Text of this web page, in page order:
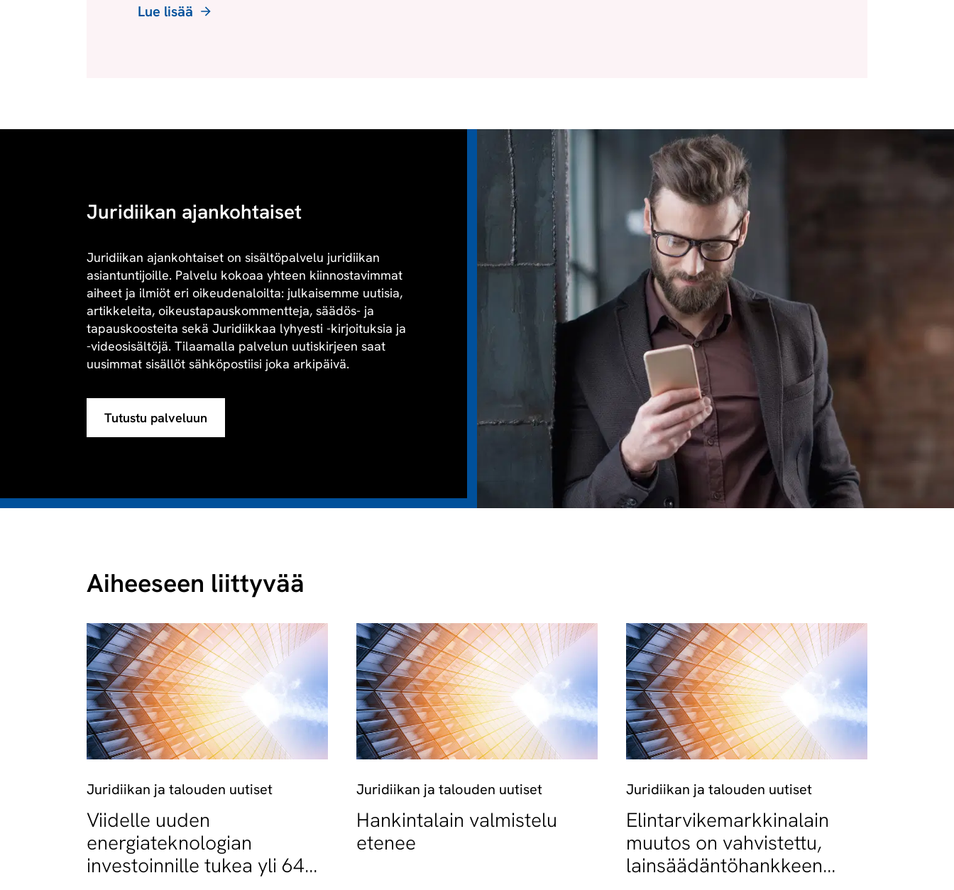
Lue lisää
Juridiikan ajankohtaiset
Juridiikan ajankohtaiset on sisältöpalvelu juridiikan
asiantuntijoille. Palvelu kokoaa yhteen kiinnostavimmat
aiheet ja ilmiöt eri oikeudenaloilta: julkaisemme uutisia,
artikkeleita, oikeustapauskommentteja, säädös- ja
tapauskoosteita sekä Juridiikkaa lyhyesti -kirjoituksia ja
-videosisältöjä. Tilaamalla palvelun uutiskirjeen saat
uusimmat sisällöt sähköpostiisi joka arkipäivä.
Tutustu palveluun
Aiheeseen liittyvää
Juridiikan ja talouden uutiset
Viidelle uuden
energiateknologian
investoinnille tukea yli 64
Juridiikan ja talouden uutiset
Hankintalain valmistelu
etenee
Juridiikan ja talouden uutiset
Elintarvikemarkkinalain
muutos on vahvistettu,
lainsäädäntöhankkeen